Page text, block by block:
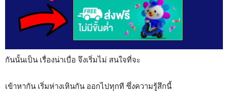
กันนั้นเป็น เรื่องน่าเบื่อ จึงเริ่มไม่ สนใจที่จะ
เข้าหากัน เริ่มห่างเหินกัน ออกไปทุกที ซึ่งความรู้สึกนี้